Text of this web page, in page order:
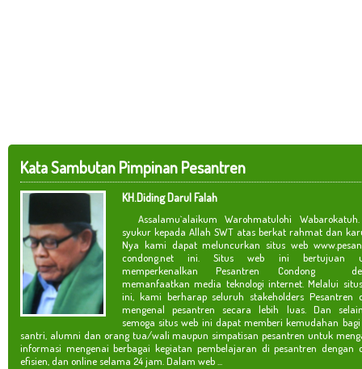
Kata Sambutan Pimpinan Pesantren
KH.Diding Darul Falah
Assalamu`alaikum Warohmatulohi
syukur kepada Allah SWT atas berkat rahmat dan
Nya kami dapat meluncurkan situs web
condong.net ini. Situs web ini bertujuan
memperkenalkan Pesantren Condong
memanfaatkan media teknologi internet. Melalui
ini, kami berharap seluruh stakeholders Pesantren
mengenal pesantren secara lebih luas. Dan
semoga situs web ini dapat memberi kemudahan
santri, alumni dan orang tua/wali maupun simpatisan pesantren untuk
informasi mengenai berbagai kegiatan pembelajaran di pesantren dengan
efisien, dan online selama 24 jam. Dalam web ...